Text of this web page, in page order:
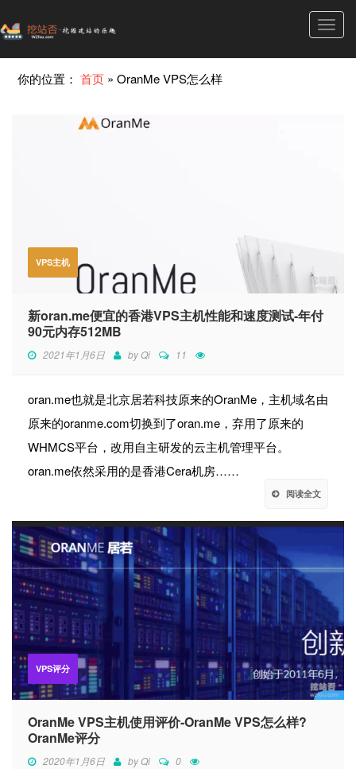
你的位置：首页 »OranMe VPS怎么样
VPS主机
新oran.me便宜的香港VPS主机性能和速度测试-年付
90元内存512MB
2021年1月6日 byQi 11
oran.me也就是北京居若科技原来的OranMe，主机域名由
原来的oranme.com切换到了oran.me，弃用了原来的
WHMCS平台，改用自主研发的云主机管理平台。
oran.me依然采用的是香港Cera机房……
阅读全文
VPS评分
OranMe VPS主机使用评价-OranMe VPS怎么样?
OranMe评分
2020年1月6日 byQi 0